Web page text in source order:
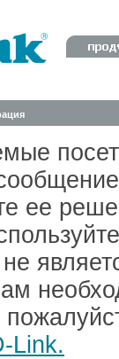
ее
Link.